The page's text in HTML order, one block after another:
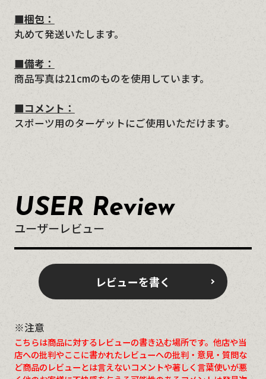
■梱包：
丸めて発送いたします。
■備考：
商品写真は21cmのものを使用しています。
■コメント：
スポーツ用のターゲットにご使用いただけます。
USER Review
ユーザーレビュー
レビューを書く
※注意
こちらは商品に対するレビューの書き込む場所です。他店や当
店への批判やここに書かれたレビューへの批判・意見・質問な
ど商品のレビューとは言えないコメントや著しく言葉使いが悪